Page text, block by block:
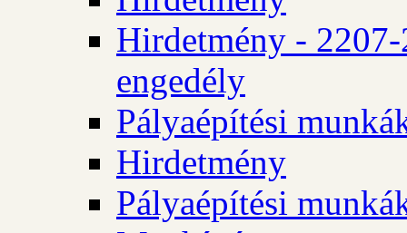
Hirdetmény -
engedély
Pályaépítési
Hirdetmény
Pályaépítési